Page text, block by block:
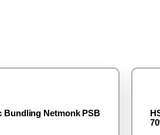
Bundling Netmonk PSB